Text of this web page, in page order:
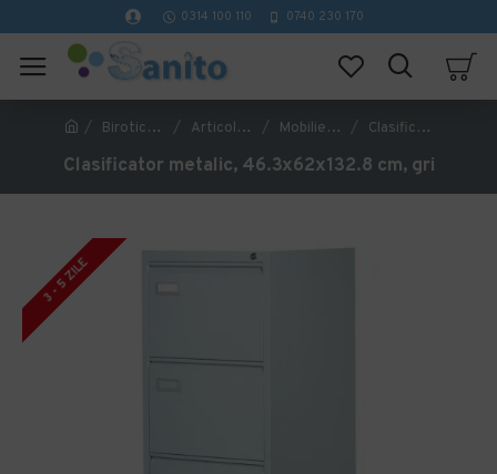
0314 100 110 0740 230 170
Birotica si papetarie Articole pentru birou Mobilier de birou Clasificator metalic, 46.3x62x132.8 cm, gri
Clasificator metalic, 46.3x62x132.8 cm, gri
3 - 5 ZILE